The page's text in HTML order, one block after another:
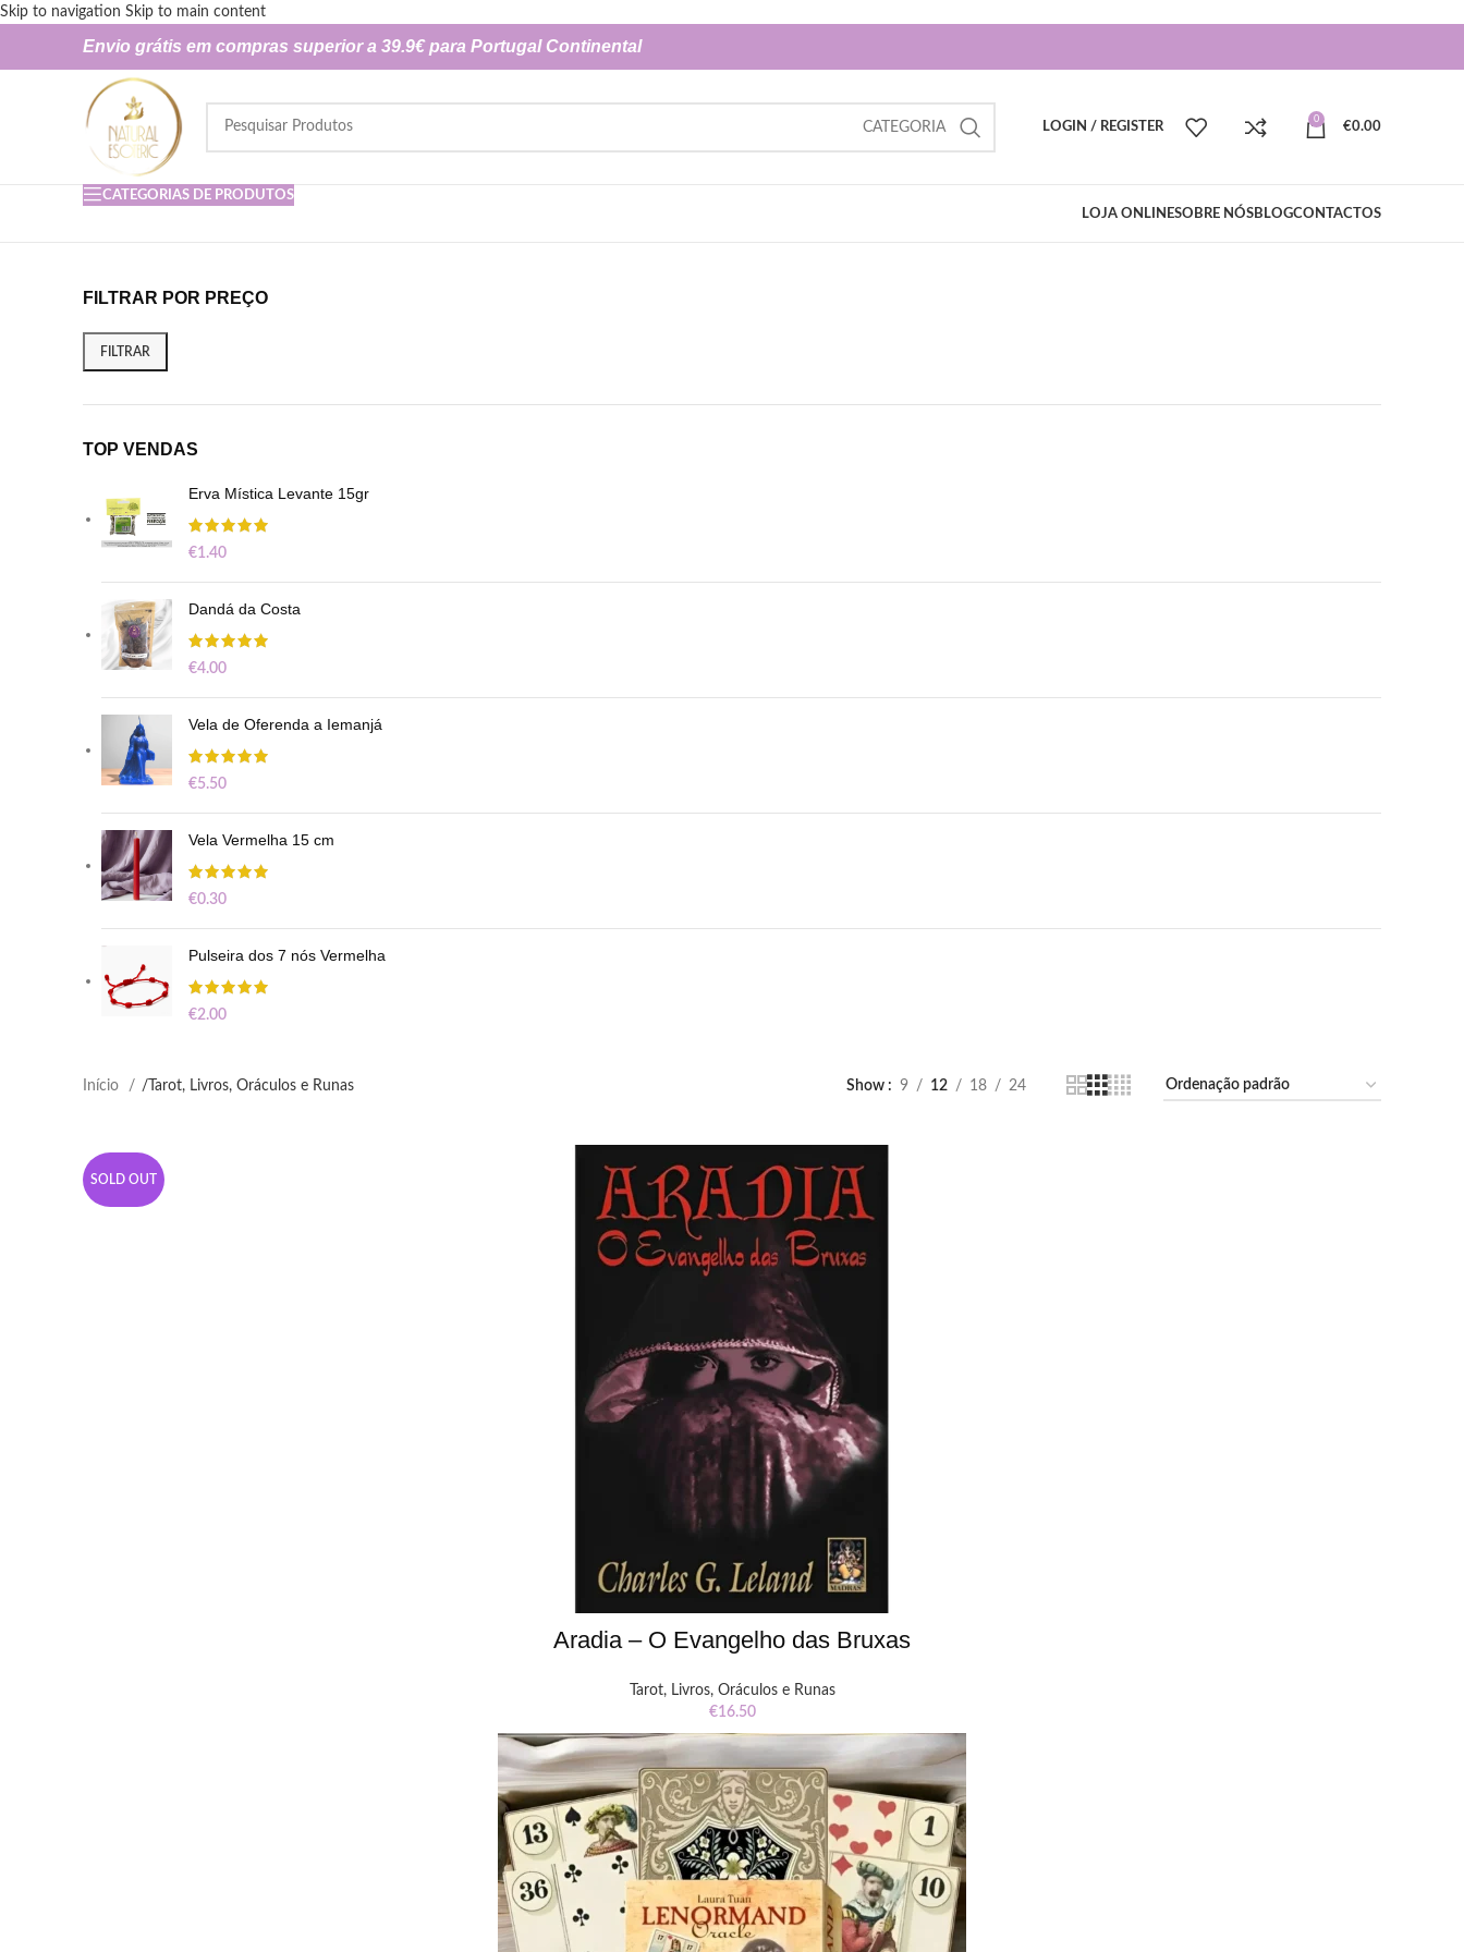
Skip to navigation Skip to main content
Envio grátis em compras superior a 39.9€ para Portugal Continental
CATEGORIA LOGIN / REGISTER
0
€0.00
CATEGORIAS DE PRODUTOS
LOJA ONLINESOBRE NÓSBLOGCONTACTOS
FILTRAR POR PREÇO
FILTRAR
TOP VENDAS
Erva Mística Levante 15gr
€1.40
Dandá da Costa
€4.00
Vela de Oferenda a Iemanjá
€5.50
Vela Vermelha 15 cm
€0.30
Pulseira dos 7 nós Vermelha
€2.00
Início / Tarot, Livros, Oráculos e Runas Show 9 12 18 24
SOLD OUT
Aradia – O Evangelho das Bruxas
Tarot, Livros, Oráculos e Runas
€16.50